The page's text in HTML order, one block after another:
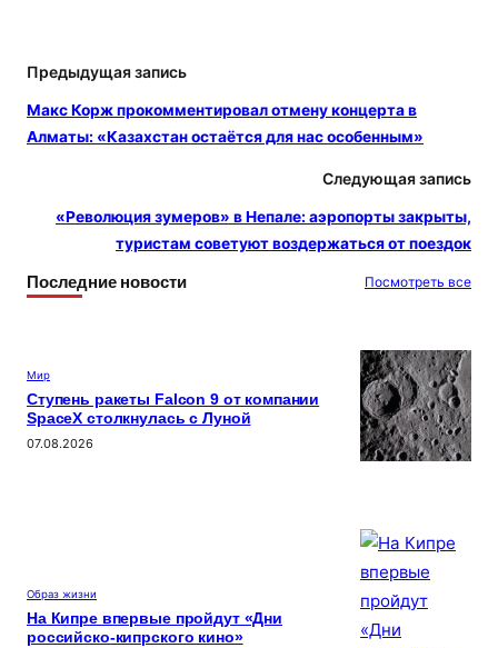
Предыдущая запись
Макс Корж прокомментировал отмену концерта в
Алматы: «Казахстан остаётся для нас особенным»
Следующая запись
«Революция зумеров» в Непале: аэропорты закрыты,
туристам советуют воздержаться от поездок
Последние новости Посмотреть все
Мир
Ступень ракеты Falcon 9 от компании
SpaceX столкнулась с Луной
07.08.2026
Образ жизни
На Кипре впервые пройдут «Дни
российско-кипрского кино»